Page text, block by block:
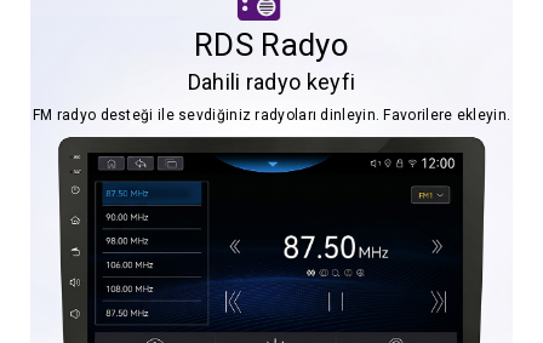
RDS Radyo
Dahili radyo keyfi
FM radyo desteği ile sevdiğiniz radyoları dinleyin. Favorilere ekleyin.